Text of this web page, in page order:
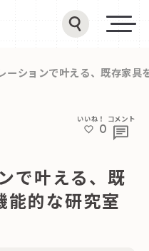
ーションで叶える、既存家具
いいね！
0
コメント
で叶える、既
能的な研究室